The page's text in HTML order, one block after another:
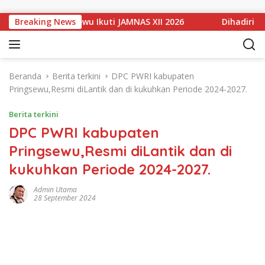
Breaking News
1 Pringsewu Ikuti JAMNAS XII 2026 Dihadiri
Beranda Berita terkini
DPC PWRI kabupaten
Pringsewu,Resmi diLantik dan di kukuhkan Periode 2024-2027.
Berita terkini
DPC PWRI kabupaten
Pringsewu,Resmi diLantik dan di
kukuhkan Periode 2024-2027.
Admin Utama
28 September 2024